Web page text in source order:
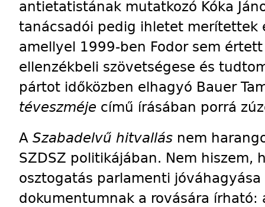
antietatistának mutatkozó Kóka
tanácsadói pedig ihletet merítettek
amellyel 1999-ben Fodor sem
ellenzékbeli szövetségese és
pártot időközben elhagyó Bauer
téveszméje című írásában porrá
A Szabadelvű hitvallás nem
SZDSZ politikájában. Nem hiszem,
osztogatás parlamenti
dokumentumnak a rovására írható: